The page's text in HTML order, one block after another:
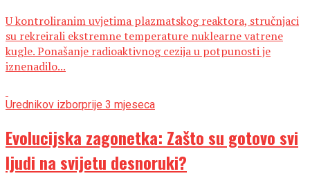
U kontroliranim uvjetima plazmatskog reaktora, stručnjaci
su rekreirali ekstremne temperature nuklearne vatrene
kugle. Ponašanje radioaktivnog cezija u potpunosti je
iznenadilo...
Urednikov izborprije 3 mjeseca
Evolucijska zagonetka: Zašto su gotovo svi
ljudi na svijetu desnoruki?